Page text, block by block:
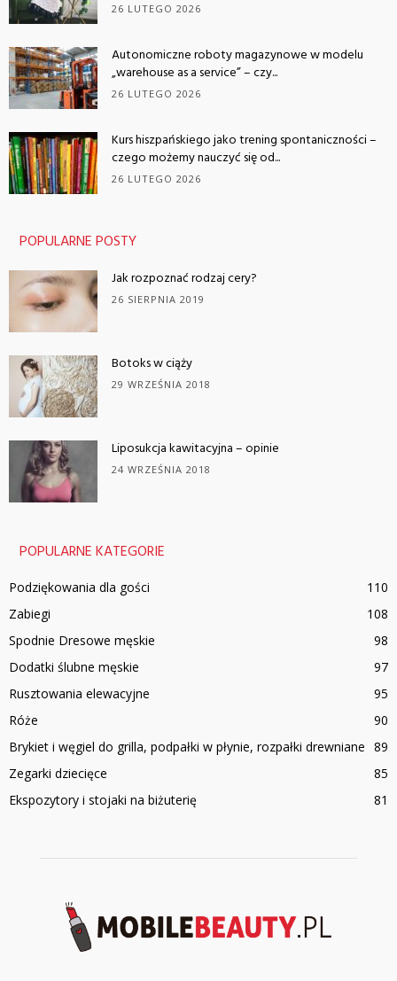
26 LUTEGO 2026
Autonomiczne roboty magazynowe w modelu
„warehouse as a service” – czy...
26 LUTEGO 2026
Kurs hiszpańskiego jako trening spontaniczności –
czego możemy nauczyć się od...
26 LUTEGO 2026
POPULARNE POSTY
Jak rozpoznać rodzaj cery?
26 SIERPNIA 2019
Botoks w ciąży
29 WRZEŚNIA 2018
Liposukcja kawitacyjna – opinie
24 WRZEŚNIA 2018
POPULARNE KATEGORIE
Podziękowania dla gości
110
Zabiegi
108
Spodnie Dresowe męskie
98
Dodatki ślubne męskie
97
Rusztowania elewacyjne
95
Róże
90
Brykiet i węgiel do grilla, podpałki w płynie, rozpałki drewniane 89
Zegarki dziecięce
85
Ekspozytory i stojaki na biżuterię
81